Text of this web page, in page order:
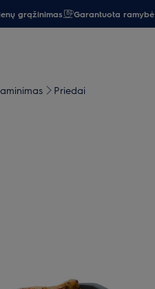
grąžinimas Garantuota ramybė
Priedai